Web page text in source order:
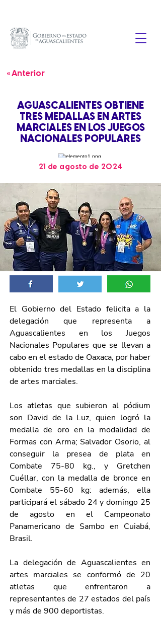
« Anterior
AGUASCALIENTES OBTIENE
TRES MEDALLAS EN ARTES
MARCIALES EN LOS JUEGOS
NACIONALES POPULARES
21 de agosto de 2024
El Gobierno del Estado felicita a la
delegación que representa a
Aguascalientes en los Juegos
Nacionales Populares que se llevan a
cabo en el estado de Oaxaca, por haber
obtenido tres medallas en la disciplina
de artes marciales.
Los atletas que subieron al pódium
son David de la Luz, quien logró la
medalla de oro en la modalidad de
Formas con Arma; Salvador Osorio, al
conseguir la presea de plata en
Combate 75-80 kg., y Gretchen
Cuéllar, con la medalla de bronce en
Combate 55-60 kg: además, ella
participará el sábado 24 y domingo 25
de agosto en el Campeonato
Panamericano de Sambo en Cuiabá,
Brasil.
La delegación de Aguascalientes en
artes marciales se conformó de 20
atletas que enfrentaron a
representantes de 27 estados del país
y más de 900 deportistas.